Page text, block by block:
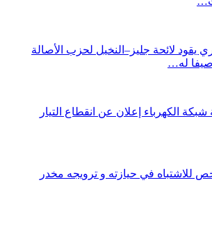
يقود لائحة جليز–النخيل لحزب الأصالة
له…
الكهرباء إعلان عن انقطاع التيار
في حيازته و ترويجه مخدر